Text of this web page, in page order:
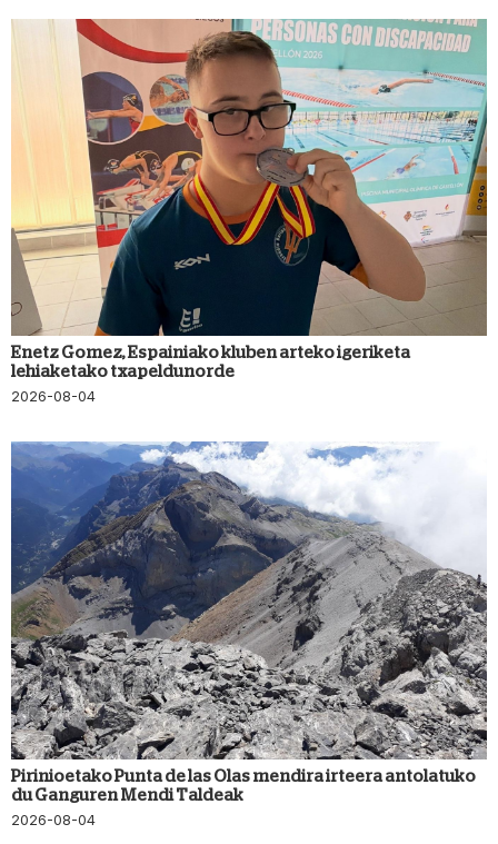
Enetz Gomez, Espainiako kluben arteko igeriketa
lehiaketako txapeldunorde
2026-08-04
Pirinioetako Punta de las Olas mendira irteera antolatuko
du Ganguren Mendi Taldeak
2026-08-04